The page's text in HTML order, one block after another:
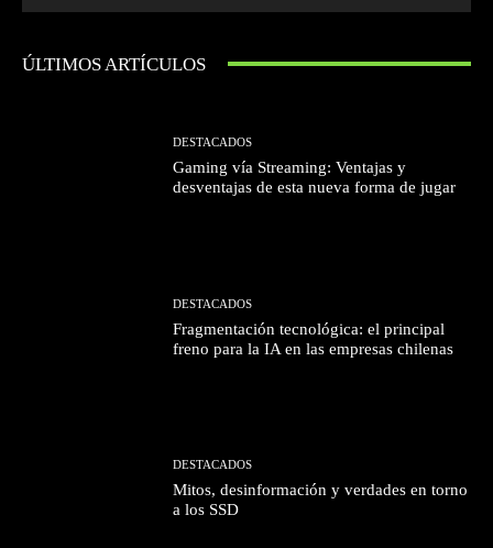
ÚLTIMOS ARTÍCULOS
DESTACADOS
Gaming vía Streaming: Ventajas y
desventajas de esta nueva forma de jugar
DESTACADOS
Fragmentación tecnológica: el principal
freno para la IA en las empresas chilenas
DESTACADOS
Mitos, desinformación y verdades en torno
a los SSD